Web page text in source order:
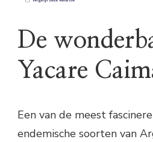
De
Yacare
Een van de meest
endemische soorten van